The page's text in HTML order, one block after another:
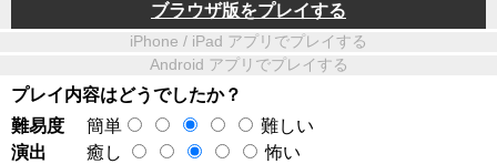
ブラウザ版をプレイする
iPhone / iPad アプリでプレイする
Android アプリでプレイする
プレイ内容はどうでしたか？
難易度
簡単
難しい
演出
癒し
怖い